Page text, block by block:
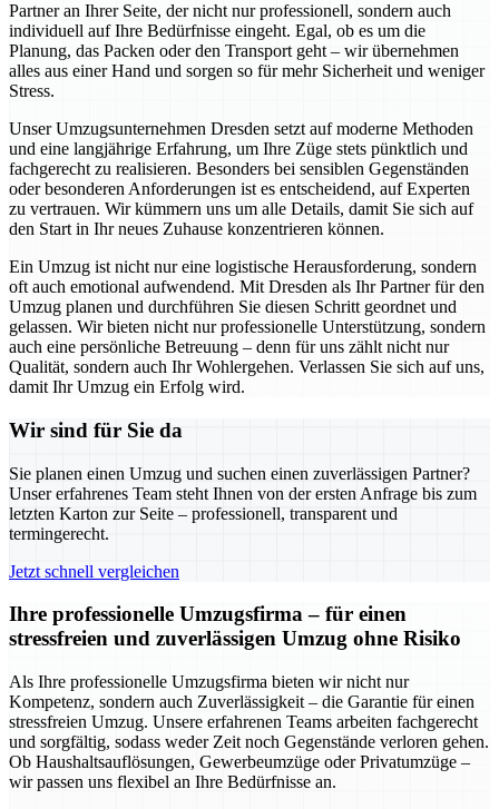
Partner an Ihrer Seite, der nicht nur professionell, sondern auch
individuell auf Ihre Bedürfnisse eingeht. Egal, ob es um die
Planung, das Packen oder den Transport geht – wir übernehmen
alles aus einer Hand und sorgen so für mehr Sicherheit und weniger
Stress.
Unser Umzugsunternehmen Dresden setzt auf moderne Methoden
und eine langjährige Erfahrung, um Ihre Züge stets pünktlich und
fachgerecht zu realisieren. Besonders bei sensiblen Gegenständen
oder besonderen Anforderungen ist es entscheidend, auf Experten
zu vertrauen. Wir kümmern uns um alle Details, damit Sie sich auf
den Start in Ihr neues Zuhause konzentrieren können.
Ein Umzug ist nicht nur eine logistische Herausforderung, sondern
oft auch emotional aufwendend. Mit Dresden als Ihr Partner für den
Umzug planen und durchführen Sie diesen Schritt geordnet und
gelassen. Wir bieten nicht nur professionelle Unterstützung, sondern
auch eine persönliche Betreuung – denn für uns zählt nicht nur
Qualität, sondern auch Ihr Wohlergehen. Verlassen Sie sich auf uns,
damit Ihr Umzug ein Erfolg wird.
Wir sind für Sie da
Sie planen einen Umzug und suchen einen zuverlässigen Partner?
Unser erfahrenes Team steht Ihnen von der ersten Anfrage bis zum
letzten Karton zur Seite – professionell, transparent und
termingerecht.
Jetzt schnell vergleichen
Ihre professionelle Umzugsfirma – für einen
stressfreien und zuverlässigen Umzug ohne Risiko
Als Ihre professionelle Umzugsfirma bieten wir nicht nur
Kompetenz, sondern auch Zuverlässigkeit – die Garantie für einen
stressfreien Umzug. Unsere erfahrenen Teams arbeiten fachgerecht
und sorgfältig, sodass weder Zeit noch Gegenstände verloren gehen.
Ob Haushaltsauflösungen, Gewerbeumzüge oder Privatumzüge –
wir passen uns flexibel an Ihre Bedürfnisse an.